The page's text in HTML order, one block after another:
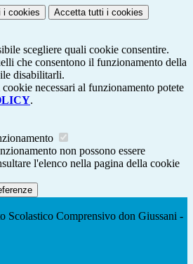
i cookies Accetta tutti i cookies
scegliere quali cookie consentire.
che consentono il funzionamento della
disabilitarli.
necessari al funzionamento potete
.
non possono essere
l'elenco nella pagina della cookie
Scolastico Comprensivo don Giussani -